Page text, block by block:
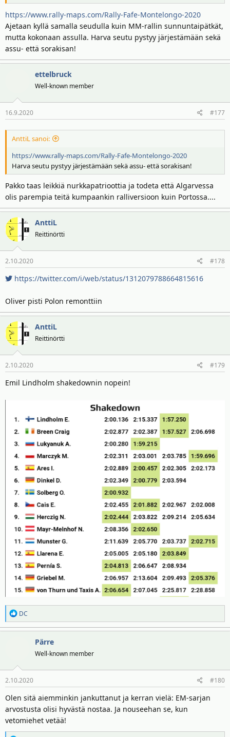
https://www.rally-maps.com/Rally-Fafe-Montelongo-2020
Ajetaan kyllä samalla seudulla kuin MM-rallin sunnuntaipätkät,
mutta kokonaan assulla. Harva seutu pystyy järjestämään sekä
assu- että sorakisan!
ettelbruck
Well-known member
16.9.2020 #177
AnttiL sanoi:
https://www.rally-maps.com/Rally-Fafe-Montelongo-2020
Harva seutu pystyy järjestämään sekä assu- että sorakisan!
Pakko taas leikkiä nurkkapatrioottia ja todeta että Algarvessa
olis parempia teitä kumpaankin ralliversioon kuin Portossa....
AnttiL
Reittinörtti
2.10.2020 #178
https://twitter.com/i/web/status/1312079788664815616
Oliver pisti Polon remonttiin
AnttiL
Reittinörtti
2.10.2020 #179
Emil Lindholm shakedownin nopein!
R
e
a
o
t
DC
Pärre
Well-known member
2.10.2020 #180
Olen sitä aiemminkin jankuttanut ja kerran vielä: EM-sarjan
arvostusta olisi hyvästä nostaa. Ja nouseehan se, kun
vetomiehet vetää!